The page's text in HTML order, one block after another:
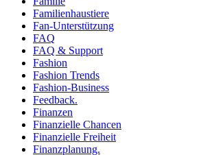
Familienhaustiere
Fan-Unterstützung
FAQ
FAQ & Support
Fashion
Fashion Trends
Fashion-Business
Feedback.
Finanzen
Finanzielle Chancen
Finanzielle Freiheit
Finanzplanung.